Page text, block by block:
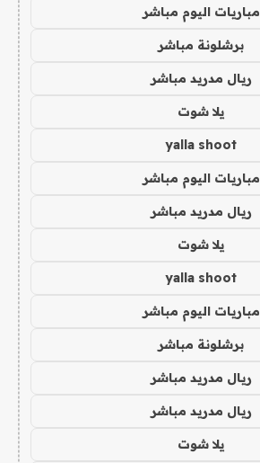
مباريات اليوم مباشر
برشلونة مباشر
ريال مدريد مباشر
يلا شوت
yalla shoot
مباريات اليوم مباشر
ريال مدريد مباشر
يلا شوت
yalla shoot
مباريات اليوم مباشر
برشلونة مباشر
ريال مدريد مباشر
ريال مدريد مباشر
يلا شوت